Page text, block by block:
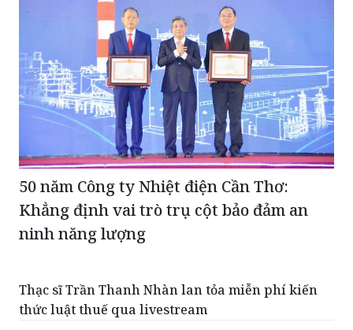
50 năm Công ty Nhiệt điện Cần Thơ:
Khẳng định vai trò trụ cột bảo đảm an
ninh năng lượng
Thạc sĩ Trần Thanh Nhàn lan tỏa miễn phí kiến
thức luật thuế qua livestream